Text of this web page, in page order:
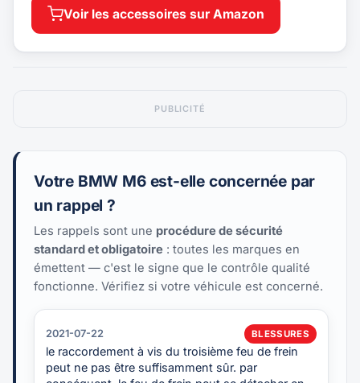
Voir les accessoires sur Amazon
PUBLICITÉ
Votre BMW M6 est-elle concernée par
un rappel ?
Les rappels sont une procédure de sécurité
standard et obligatoire : toutes les marques en
émettent — c'est le signe que le contrôle qualité
fonctionne. Vérifiez si votre véhicule est concerné.
2021-07-22 BLESSURES
le raccordement à vis du troisième feu de frein
peut ne pas être suffisamment sûr. par